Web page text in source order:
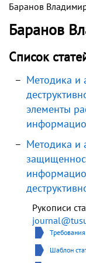
Баранов
Баранов
Список
Методика и
элементы
Методика и
Рукописи
Шаблон